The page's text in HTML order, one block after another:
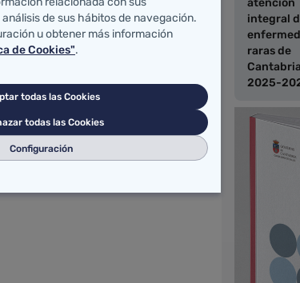
en
de
en
atención
integral
raras de
Cantabria
2025-
de sus hábitos de navegación.
u obtener más información
de Cookies".
todas las Cookies
todas las Cookies
Configuración